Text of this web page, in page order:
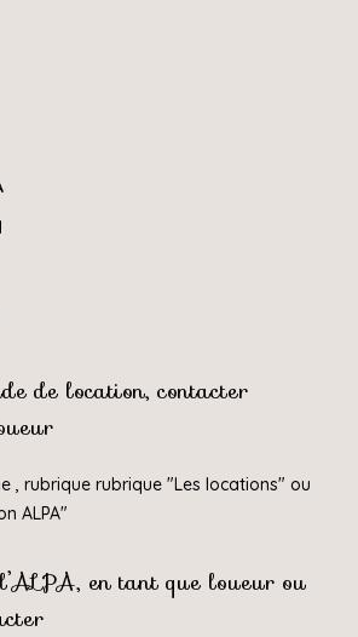
de location, contacter
, rubrique rubrique "Les locations" ou
ALPA"
en tant que loueur ou